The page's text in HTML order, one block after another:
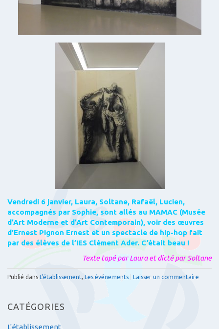
Vendredi 6 janvier, Laura, Soltane, Rafaël, Lucien,
accompagnés par Sophie, sont allés au MAMAC (Musée
d’Art Moderne et d’Art Contemporain), voir des œuvres
d’Ernest Pignon Ernest et un spectacle de hip-hop fait
par des élèves de l’IES Clément Ader. C’était beau !
Texte tapé par Laura et dicté par Soltane
Publié dans L'établissement, Les événements Laisser un commentaire
CATÉGORIES
L'établissement